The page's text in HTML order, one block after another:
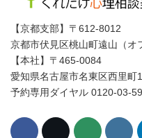
【京都支部】〒612-8012
京都市伏見区桃山町遠山（オ
【本社】〒465-0084
愛知県名古屋市名東区西里町
予約専用ダイヤル 0120-03-